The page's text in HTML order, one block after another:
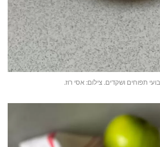
תפוחים ושקדים. צילום: אסי רוז.